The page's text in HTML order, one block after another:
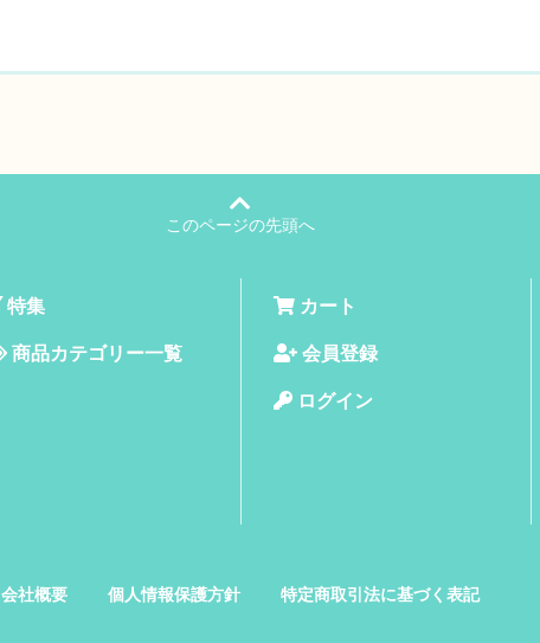
このページの先頭へ
特集
商品カテゴリー一覧
カート
会員登録
ログイン
会社概要 個人情報保護方針 特定商取引法に基づく表記